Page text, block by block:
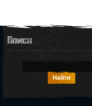
Поиск